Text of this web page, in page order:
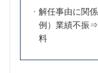
解任事由に関
例）業績不振⇒
料